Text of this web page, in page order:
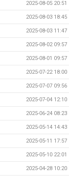
2025-08-05 20:51
2025-08-03 18:45
2025-08-03 11:47
2025-08-02 09:57
2025-08-01 09:57
2025-07-22 18:00
2025-07-07 09:56
2025-07-04 12:10
2025-06-24 08:23
2025-05-14 14:43
2025-05-11 17:57
2025-05-10 22:01
2025-04-28 10:20